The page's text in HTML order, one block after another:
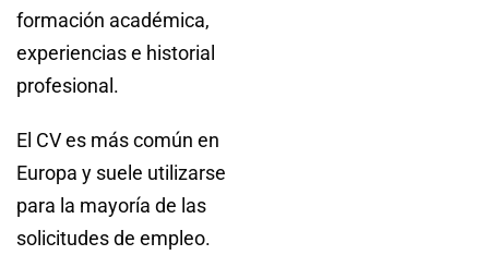
formación académica,
experiencias e historial
profesional.
El CV es más común en
Europa y suele utilizarse
para la mayoría de las
solicitudes de empleo.